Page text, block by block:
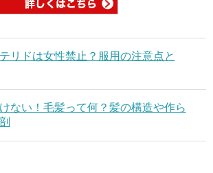
リドは女性禁止？服用の注意点と
ない！毛髪って何？髪の構造や作ら